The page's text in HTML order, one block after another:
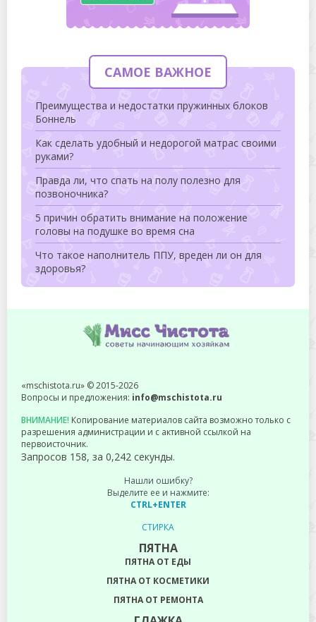
САМОЕ ВАЖНОЕ
Преимущества и недостатки пружинных блоков
Боннель
Как сделать удобный и недорогой матрас своими
руками?
Правда ли, что спать на полу полезно для
позвоночника?
5 причин обратить внимание на положение
головы на подушке во время сна
Что такое наполнитель ППУ, вреден ли он для
здоровья?
«mschistota.ru» © 2015-2026
Вопросы и предложения: info@mschistota.ru
ВНИМАНИЕ! Копирование материалов сайта возможно только с
разрешения администрации и с активной ссылкой на
первоисточник.
Запросов 158, за 0,242 секунды.
Нашли ошибку?
Выделите ее и нажмите:
CTRL+ENTER
СТИРКА
ПЯТНА
ПЯТНА ОТ ЕДЫ
ПЯТНА ОТ КОСМЕТИКИ
ПЯТНА ОТ РЕМОНТА